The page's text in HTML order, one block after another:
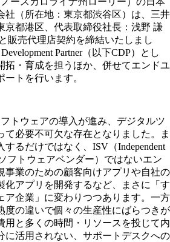
社（所在地：東京都渋谷区）は、三井
京都港区、代表取締役社長：浅野 謙
販売代理店契約を締結いたしまし
Partner（以下CDP）とし
拓・育成を担うほか、併せてエンドユ
トを行います。
トウェアの導入が進み、デジタルツ
て必要不可欠な存在となりました。ま
るだけではなく、ISV（Independent
フトウェアベンダー）ではないエン
事業のための顧客向けアプリや自社の
化アプリを開発するなど、まさに「す
ア企業」に変わりつつあります。一方
度の違いで個々の生産性にばらつきが
用と多くの時間・リソースを投じて内
に活用されない、サポートデスクへの